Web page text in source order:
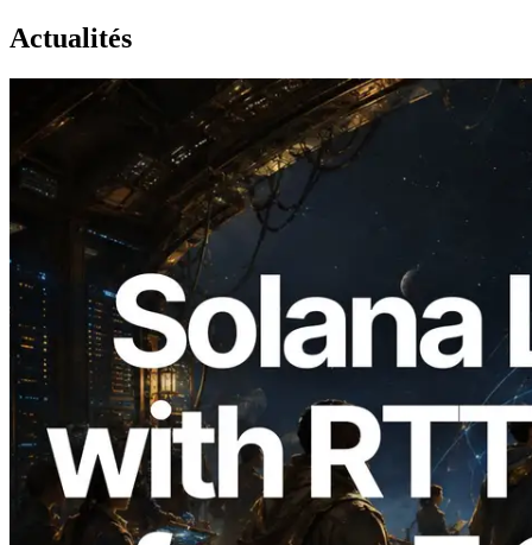
Actualités
2026.08.05
ERPC étend l’API Solana Leader Slot
avec la mesure du ping depuis 7 régions
du monde — l’API Validators
Information est également lancée